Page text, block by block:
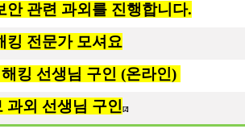
안 관련 과외를 진행합니다.
킹 전문가 모셔요
킹 선생님 구인 (온라인)
과외 선생님 구인 [2]